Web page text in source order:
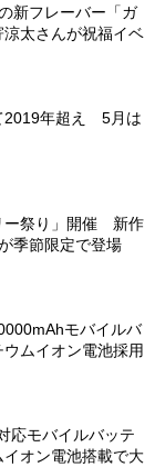
新フレーバー「ガ
太さんが祝福イベ
2019年超え 5月は
ー祭り」開催 新作
季節限定で登場
モバイルバ
ムイオン電池採用
応モバイルバッテ
オン電池搭載で大